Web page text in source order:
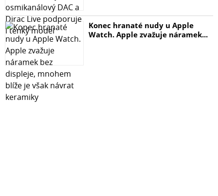
Konec hranaté nudy u Apple
Watch. Apple zvažuje náramek...